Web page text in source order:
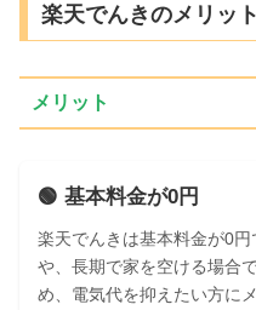
楽天でんきのメリッ
メリット
🟢 基本料金が0円
楽天でんきは基本料金が0
や、長期で家を空ける場合
め、電気代を抑えたい方に